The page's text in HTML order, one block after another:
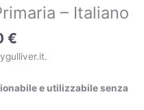
– Italiano
€
e utilizzabile senza